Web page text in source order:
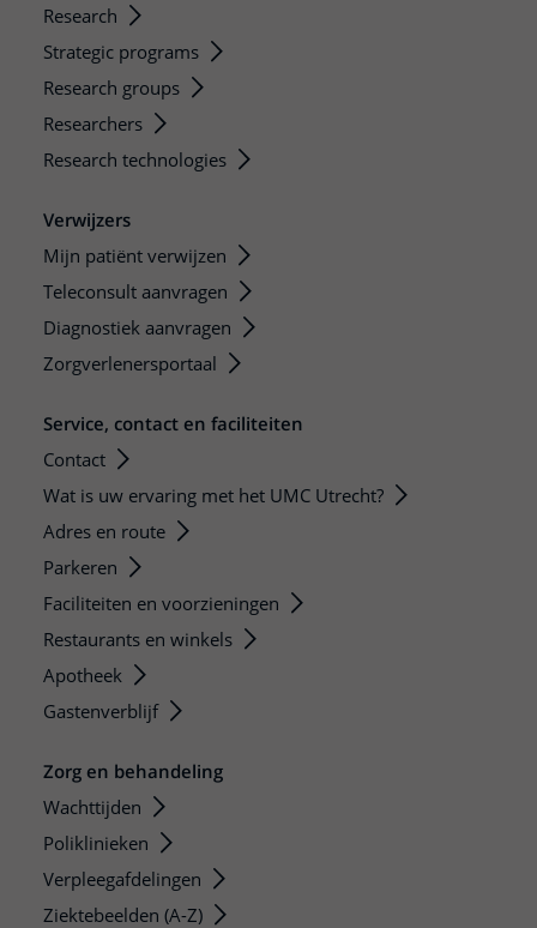
Research
Strategic programs
Research groups
Researchers
Research technologies
Verwijzers
Mijn patiënt verwijzen
Teleconsult aanvragen
Diagnostiek aanvragen
Zorgverlenersportaal
Service, contact en faciliteiten
Contact
Wat is uw ervaring met het UMC Utrecht?
Adres en route
Parkeren
Faciliteiten en voorzieningen
Restaurants en winkels
Apotheek
Gastenverblijf
Zorg en behandeling
Wachttijden
Poliklinieken
Verpleegafdelingen
Ziektebeelden (A-Z)